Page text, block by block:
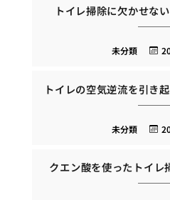
トイレ掃除に欠かせな
未分類
トイレの空気逆流を引き
未分類
クエン酸を使ったトイレ